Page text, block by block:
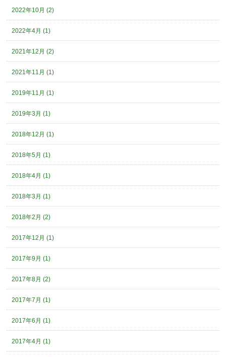
2022年10月 (2)
2022年4月 (1)
2021年12月 (2)
2021年11月 (1)
2019年11月 (1)
2019年3月 (1)
2018年12月 (1)
2018年5月 (1)
2018年4月 (1)
2018年3月 (1)
2018年2月 (2)
2017年12月 (1)
2017年9月 (1)
2017年8月 (2)
2017年7月 (1)
2017年6月 (1)
2017年4月 (1)